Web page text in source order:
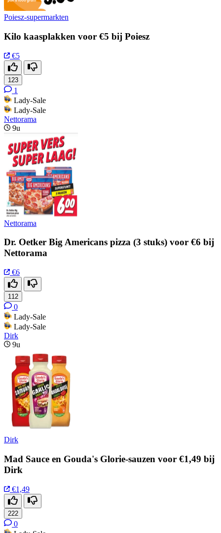
Poiesz-supermarkten
Kilo kaasplakken voor €5 bij Poiesz
€5
123
1
Lady-Sale
Lady-Sale
Nettorama
9u
Nettorama
Dr. Oetker Big Americans pizza (3 stuks) voor €6 bij
Nettorama
€6
112
0
Lady-Sale
Lady-Sale
Dirk
9u
Dirk
Mad Sauce en Gouda's Glorie-sauzen voor €1,49 bij
Dirk
€1,49
222
0